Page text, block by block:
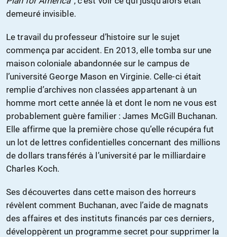
demeuré invisible.
Le travail du professeur d’histoire sur le sujet
commença par accident. En 2013, elle tomba sur une
maison coloniale abandonnée sur le campus de
l’université George Mason en Virginie. Celle-ci était
remplie d’archives non classées appartenant à un
homme mort cette année là et dont le nom ne vous est
probablement guère familier : James McGill Buchanan.
Elle affirme que la première chose qu’elle récupéra fut
un lot de lettres confidentielles concernant des millions
de dollars transférés à l’université par le milliardaire
Charles Koch.
Ses découvertes dans cette maison des horreurs
révèlent comment Buchanan, avec l’aide de magnats
des affaires et des instituts financés par ces derniers,
développèrent un programme secret pour supprimer la